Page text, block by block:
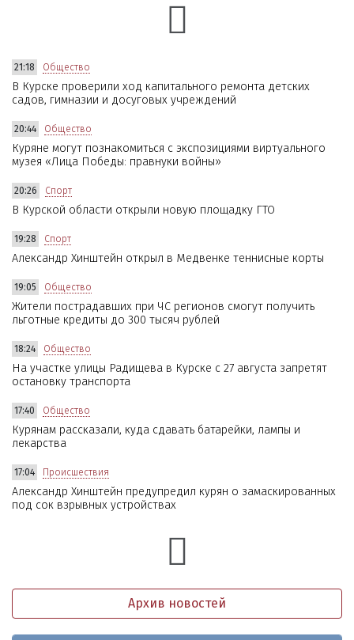
21:18 Общество
В Курске проверили ход капитального ремонта детских
садов, гимназии и досуговых учреждений
20:44 Общество
Куряне могут познакомиться с экспозициями виртуального
музея «Лица Победы: правнуки войны»
20:26 Спорт
В Курской области открыли новую площадку ГТО
19:28 Спорт
Александр Хинштейн открыл в Медвенке теннисные корты
19:05 Общество
Жители пострадавших при ЧС регионов смогут получить
льготные кредиты до 300 тысяч рублей
18:24 Общество
На участке улицы Радищева в Курске с 27 августа запретят
остановку транспорта
17:40 Общество
Курянам рассказали, куда сдавать батарейки, лампы и
лекарства
17:04 Происшествия
Александр Хинштейн предупредил курян о замаскированных
под сок взрывных устройствах
Архив новостей